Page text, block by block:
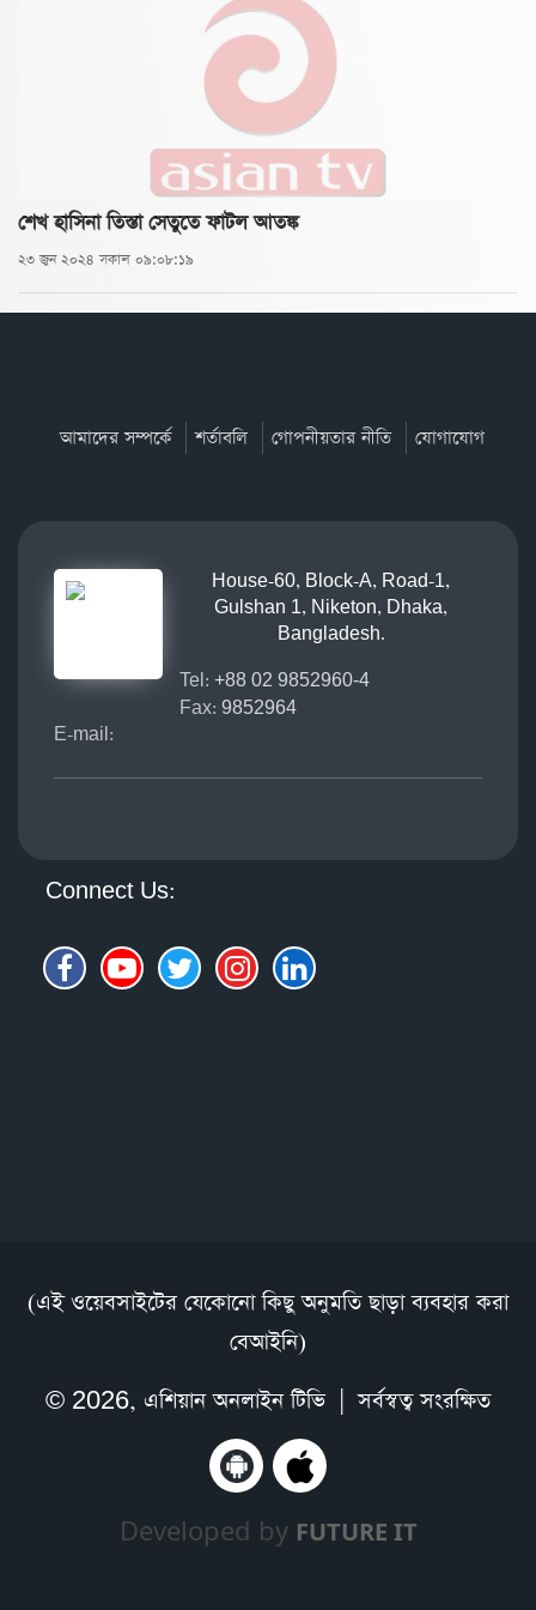
শেখ হাসিনা তিস্তা সেতুতে ফাটল আতঙ্ক
২৩ জুন ২০২৪ সকাল ০৯:০৮:১৯
আমাদের সম্পর্কে শর্তাবলি গোপনীয়তার নীতি যোগাযোগ
House-60, Block-A, Road-1,
Gulshan 1, Niketon, Dhaka,
Bangladesh.
Tel: +88 02 9852960-4
Fax: 9852964
E-mail:
Connect Us:
(এই ওয়েবসাইটের যেকোনো কিছু অনুমতি ছাড়া ব্যবহার করা
বেআইনি)
© 2026, এশিয়ান অনলাইন টিভি| সর্বস্বত্ব সংরক্ষিত
Developed by FUTURE IT